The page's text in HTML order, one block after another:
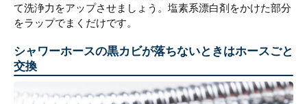
て洗浄力をアップさせましょう。塩素系漂白剤をかけた部分
をラップでまくだけです。
シャワーホースの黒カビが落ちないときはホースごと
交換